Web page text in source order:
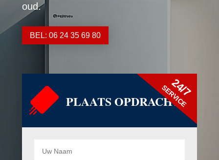
oud.
BEL: 06 24 35 69 80
PLAATS OPDRACHT
24/7
SERVICE